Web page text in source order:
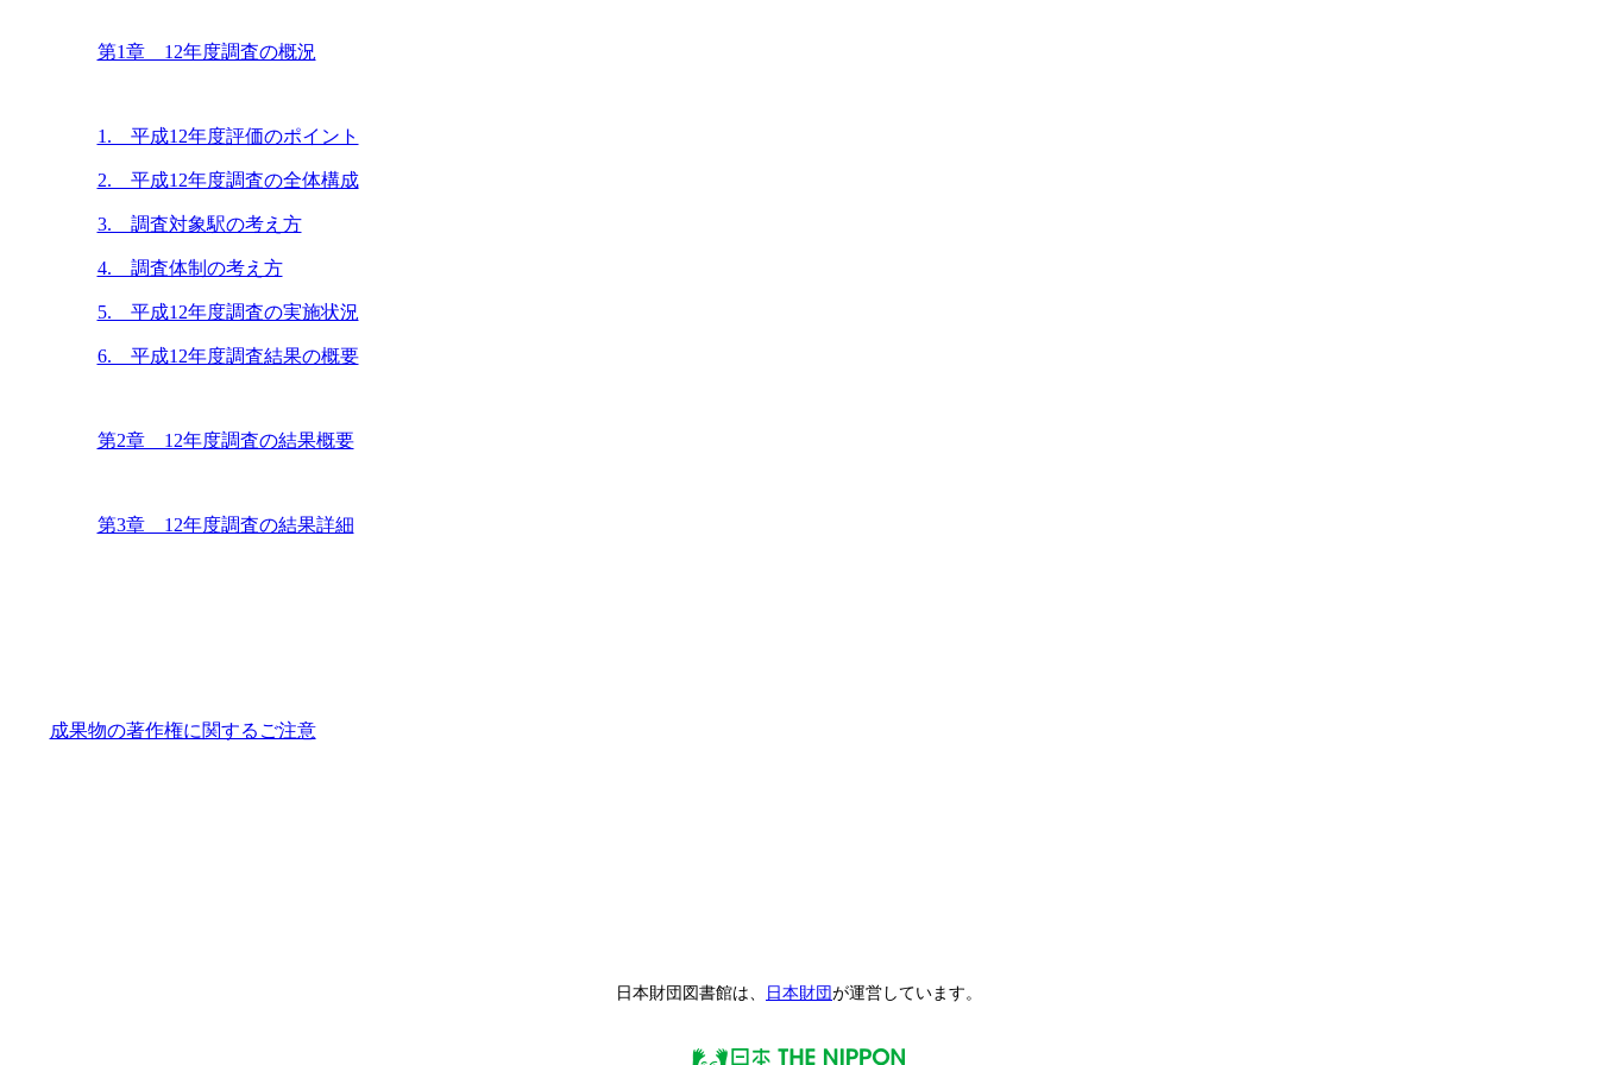
第1章 12年度調査の概況
1. 平成12年度評価のポイント
2. 平成12年度調査の全体構成
3. 調査対象駅の考え方
4. 調査体制の考え方
5. 平成12年度調査の実施状況
6. 平成12年度調査結果の概要
第2章 12年度調査の結果概要
第3章 12年度調査の結果詳細
成果物の著作権に関するご注意
日本財団図書館は、 日本財団が運営しています。